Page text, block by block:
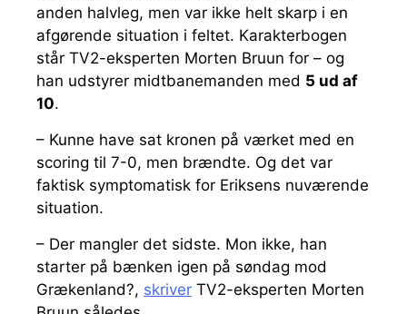
anden halvleg, men var ikke helt skarp i en
afgørende situation i feltet. Karakterbogen
står TV2-eksperten Morten Bruun for – og
han udstyrer midtbanemanden med 5 ud af
10.
– Kunne have sat kronen på værket med en
scoring til 7-0, men brændte. Og det var
faktisk symptomatisk for Eriksens nuværende
situation.
– Der mangler det sidste. Mon ikke, han
starter på bænken igen på søndag mod
Grækenland?, skriver TV2-eksperten Morten